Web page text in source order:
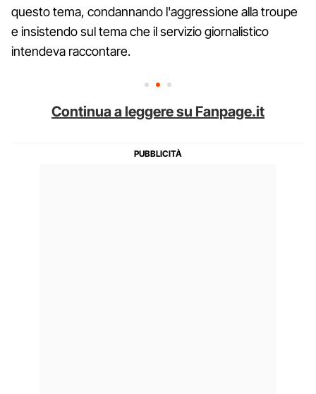
questo tema, condannando l'aggressione alla troupe
e insistendo sul tema che il servizio giornalistico
intendeva raccontare.
Continua a leggere su Fanpage.it